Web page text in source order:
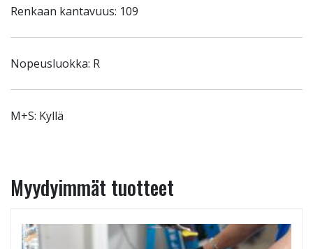
Renkaan kantavuus: 109
Nopeusluokka: R
M+S: Kyllä
Myydyimmät tuotteet